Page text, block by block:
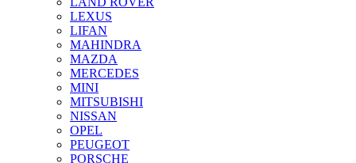
LEXUS
LIFAN
MAHINDRA
MAZDA
MERCEDES
MINI
MITSUBISHI
NISSAN
OPEL
PEUGEOT
PORSCHE